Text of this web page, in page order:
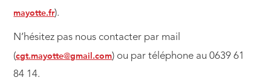
mayotte.fr).
N’hésitez pas nous contacter par mail
(cgt.mayotte@gmail.com) ou par téléphone au 0639 61
84 14.